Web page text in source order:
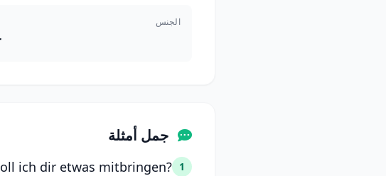
الجنس
جمل أمثلة
1
ich dir etwas mitbringen?